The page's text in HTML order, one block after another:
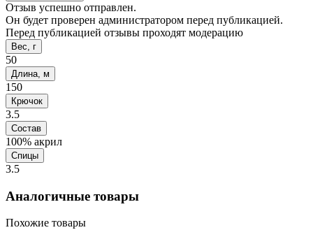
Отзыв успешно отправлен.
Он будет проверен администратором перед публикацией.
Перед публикацией отзывы проходят модерацию
Вес, г
50
Длина, м
150
Крючок
3.5
Состав
100% акрил
Спицы
3.5
Аналогичные товары
Похожие товары